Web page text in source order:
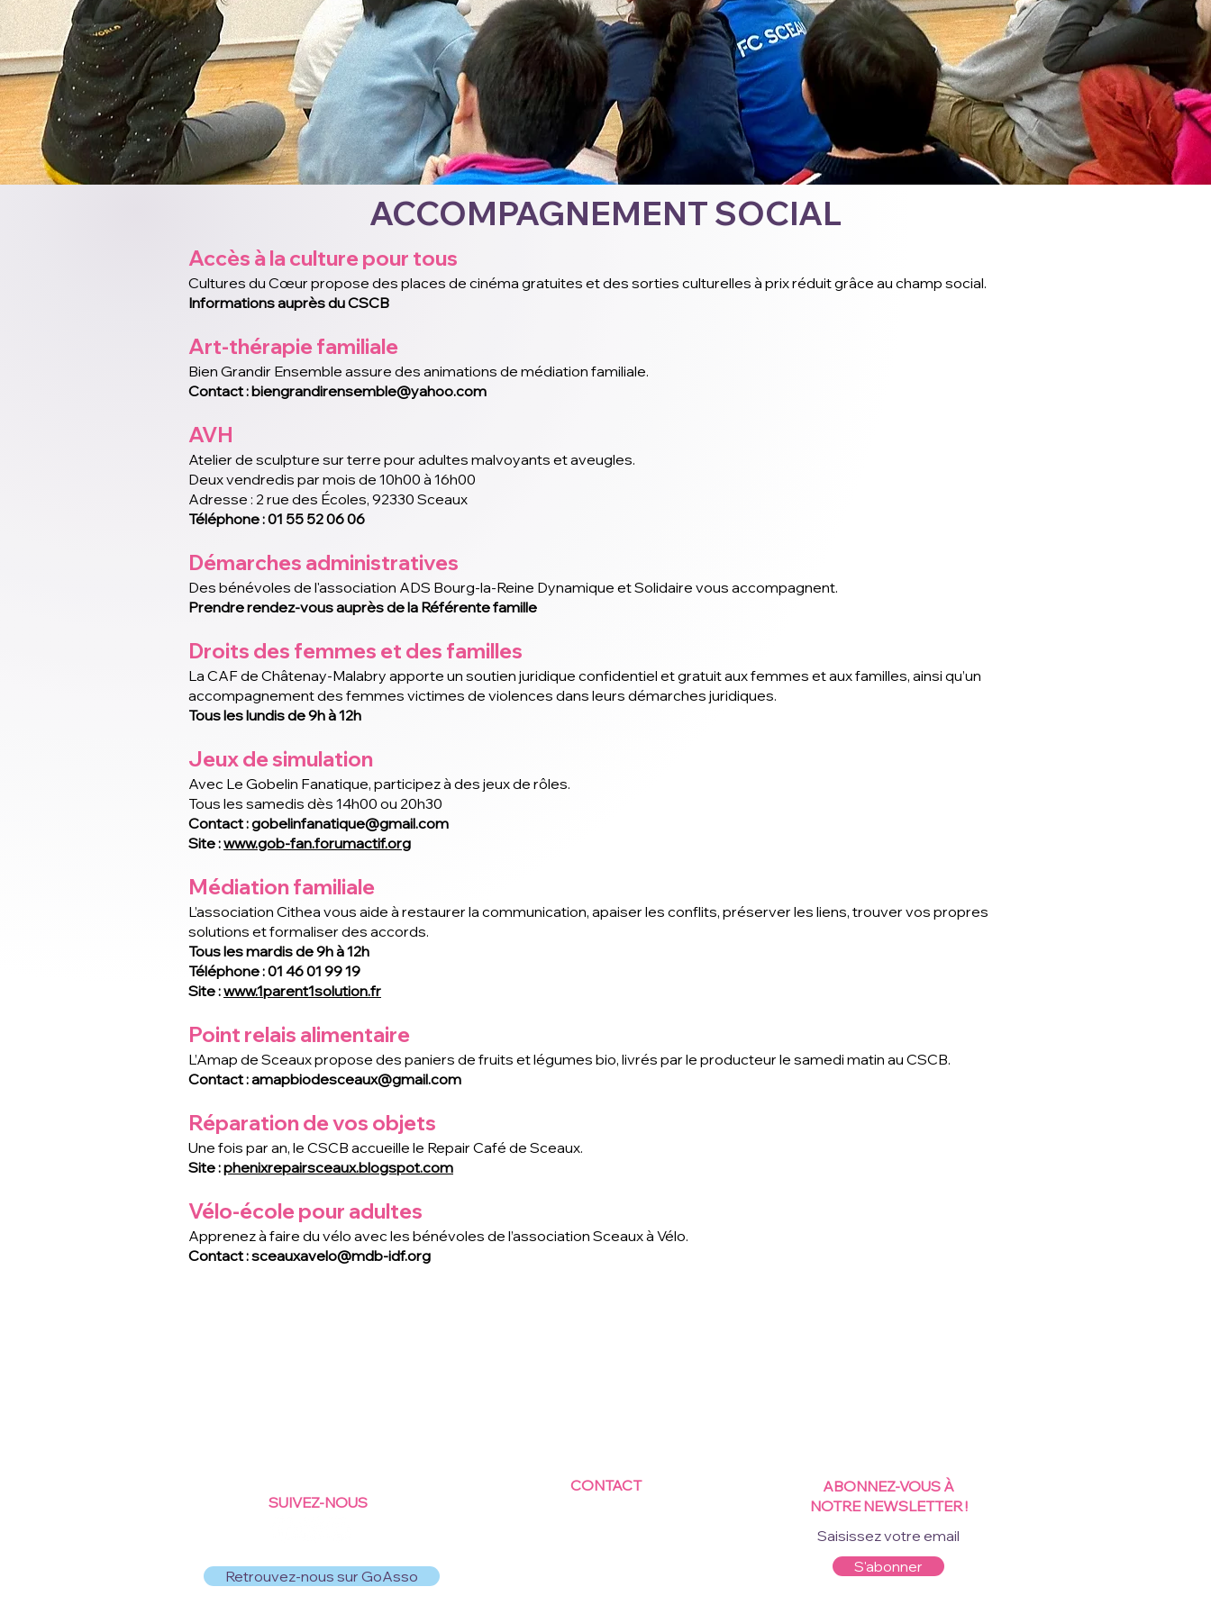
ACCOMPAGNEMENT SOCIAL
Accès à la culture pour tous
Cultures du Cœur propose des places de cinéma gratuites et des sorties culturelles à prix réduit grâce au champ social.
Informations auprès du CSCB
Art-thérapie familiale
Bien Grandir Ensemble assure des animations de médiation familiale.
Contact :biengrandirensemble@yahoo.com
AVH
Atelier de sculpture sur terre pour adultes malvoyants et aveugles.
Deux vendredis par mois de 10h00 à 16h00
Adresse : 2 rue des Écoles, 92330 Sceaux
Téléphone : 01 55 52 06 06
Démarches administratives
Des bénévoles de l'association ADS Bourg-la-Reine Dynamique et Solidaire vous accompagnent.
Prendre rendez-vous auprès de la Référente famille
Droits des femmes et des familles
La CAF de Châtenay-Malabry apporte un soutien juridique confidentiel et gratuit aux femmes et aux familles, ainsi qu’un
accompagnement des femmes victimes de violences dans leurs démarches juridiques.
Tous les lundis de 9h à 12h
Jeux de simulation
Avec Le Gobelin Fanatique, participez à des jeux de rôles.
Tous les samedis dès 14h00 ou 20h30
Contact :gobelinfanatique@gmail.com
Site :www.gob-fan.forumactif.org
Médiation familiale
L’association Cithea vous aide à restaurer la communication, apaiser les conflits, préserver les liens, trouver vos propres
solutions et formaliser des accords.
Tous les mardis de 9h à 12h
Téléphone : 01 46 01 99 19
Site :www.1parent1solution.fr
Point relais alimentaire
L’Amap de Sceaux propose des paniers de fruits et légumes bio, livrés par le producteur le samedi matin au CSCB.
Contact :amapbiodesceaux@gmail.com
Réparation de vos objets
Une fois par an, le CSCB accueille le Repair Café de Sceaux.
Site :phenixrepairsceaux.blogspot.com
Vélo-école pour adultes
Apprenez à faire du vélo avec les bénévoles de l’association Sceaux à Vélo.
Contact :sceauxavelo@mdb-idf.org
SUIVEZ-NOUS
Retrouvez-nous sur GoAsso
CONTACT
ABONNEZ-VOUS À
NOTRE NEWSLETTER !
S'abonner